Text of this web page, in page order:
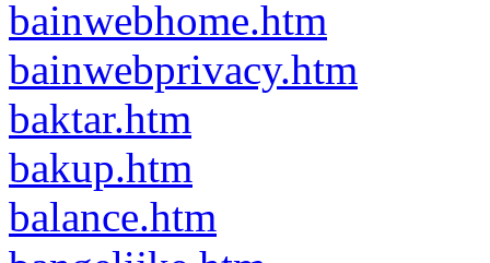
bainwebhome.htm
bainwebprivacy.htm
baktar.htm
bakup.htm
balance.htm